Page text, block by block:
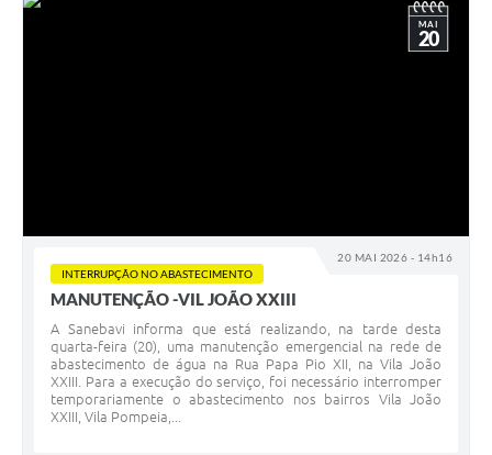
20 MAI 2026 - 14h16
MAI
20
INTERRUPÇÃO NO ABASTECIMENTO
MANUTENÇÃO -VIL JOÃO XXIII
A Sanebavi informa que está realizando, na tarde desta
quarta-feira (20), uma manutenção emergencial na rede de
abastecimento de água na Rua Papa Pio XII, na Vila João
XXIII. Para a execução do serviço, foi necessário interromper
temporariamente o abastecimento nos bairros Vila João
XXIII, Vila Pompeia,...